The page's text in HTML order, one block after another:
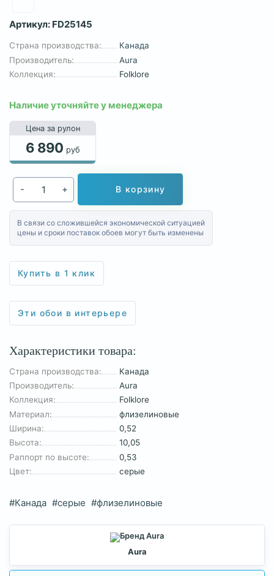
Артикул: FD25145
Страна производства:
Канада
Производитель:
Aura
Коллекция:
Folklore
Наличие уточняйте у менеджера
Цена за рулон
6 890 руб
- + В корзину
В связи со сложившейся экономической ситуацией
цены и сроки поставок обоев могут быть изменены
Купить в 1 клик
Эти обои в интерьере
Характеристики товара:
Страна производства:
Канада
Производитель:
Aura
Коллекция:
Folklore
Материал:
флизелиновые
Ширина:
0,52
Высота:
10,05
Раппорт по высоте:
0,53
Цвет:
серые
#Канада #серые #флизелиновые
Aura